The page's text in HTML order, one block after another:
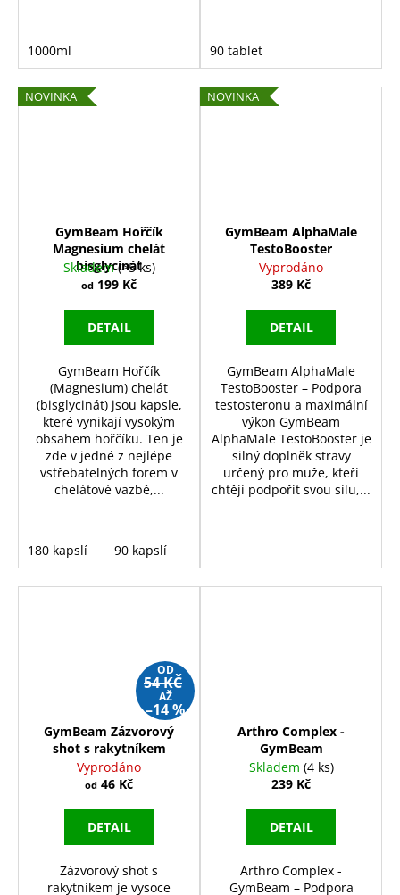
1000ml 90 tablet
NOVINKA
GymBeam Hořčík
Magnesium chelát
bisglycinát
Skladem(>5 ks)
od 199 Kč
DETAIL
GymBeam Hořčík
(Magnesium) chelát
(bisglycinát) jsou kapsle,
které vynikají vysokým
obsahem hořčíku. Ten je
zde v jedné z nejlépe
vstřebatelných forem v
chelátové vazbě,...
180 kapslí 90 kapslí
NOVINKA
GymBeam AlphaMale
TestoBooster
Vyprodáno
389 Kč
DETAIL
GymBeam AlphaMale
TestoBooster – Podpora
testosteronu a maximální
výkon GymBeam
AlphaMale TestoBooster je
silný doplněk stravy
určený pro muže, kteří
chtějí podpořit svou sílu,...
OD
54 KČ
AŽ
–14 %
GymBeam Zázvorový
shot s rakytníkem
Vyprodáno
od 46 Kč
DETAIL
Zázvorový shot s
rakytníkem je vysoce
Arthro Complex -
GymBeam
Skladem (4 ks)
239 Kč
DETAIL
Arthro Complex -
GymBeam – Podpora